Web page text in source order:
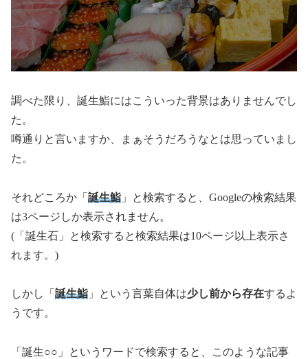
調べた限り、誕生鮨にはこういった背景はありませんでし
た。
噂通りと言いますか、まぁそうだろうなとは思っていまし
た。
それどころか「 誕生鮨 」と検索すると、Googleの検索結果
は3ページしか表示されません。
(「誕生石」と検索すると検索結果は10ページ以上表示さ
れます。)
しかし「 誕生鮨 」という言葉自体は少し前から存在するよ
うです。
「誕生○○」というワードで検索すると、このような記事